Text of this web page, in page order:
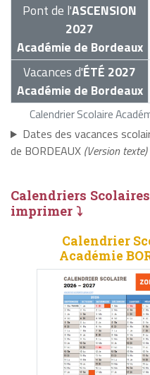
Calendrier Scolaire
Pont de l'ASCENSION
2027
Académie de Bordeaux
Vacances d'ÉTÉ 2027
Académie de Bordeaux
Dates des vacances
de BORDEAUX (Version texte)
Calendriers
imprimer ⤵
Calendrier
Académie